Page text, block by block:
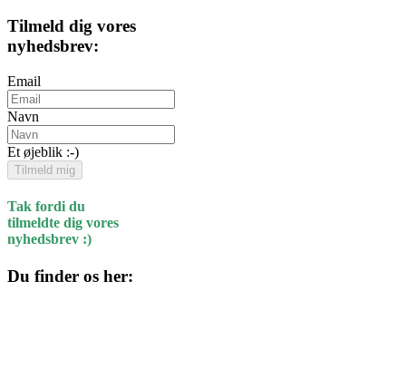
Tilmeld dig vores
nyhedsbrev:
Email
Navn
Et øjeblik :-)
Tilmeld mig
Tak fordi du
tilmeldte dig vores
nyhedsbrev :)
Du finder os her: